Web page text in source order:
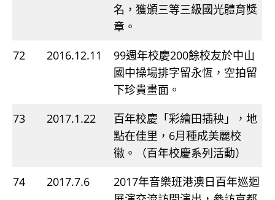
名，獲頒三等三級國光體育獎
章。
72
2016.12.11
99週年校慶200餘校友於中山
國中操場排字留永恆，空拍留
下珍貴畫面。
73
2017.1.22
百年校慶「彩繪田插秧」，地
點在佳里，6月種成美麗校
徽。（百年校慶系列活動）
74
2017.7.6
2017年音樂班港澳日百年巡迴